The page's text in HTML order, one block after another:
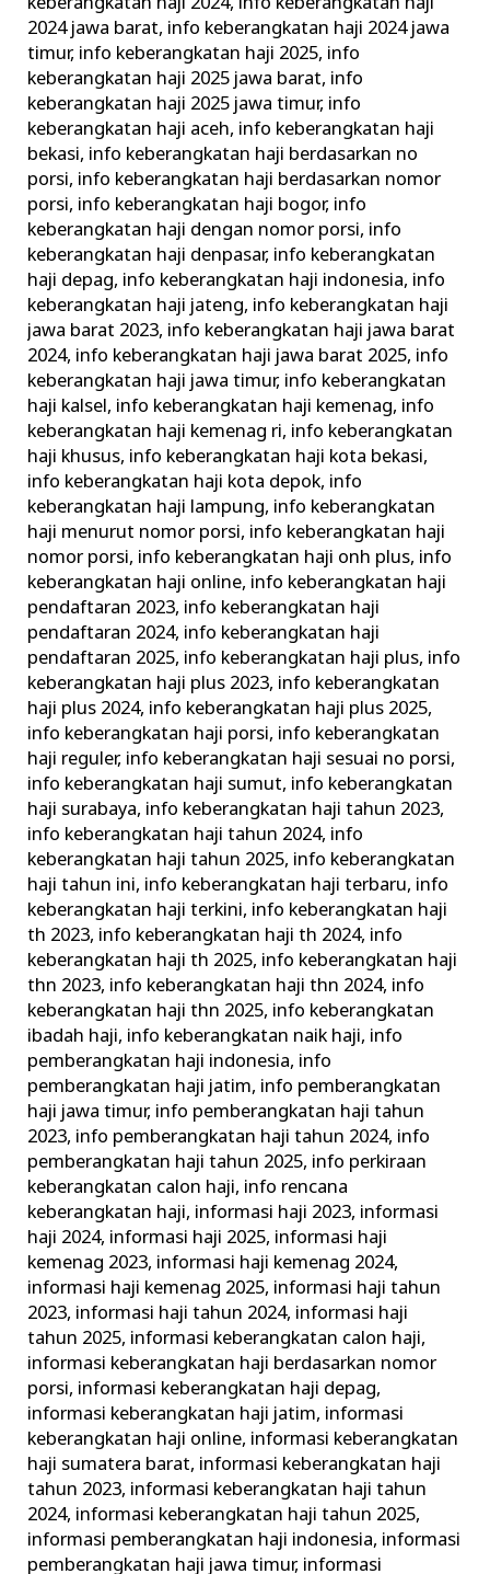
2024 jawa barat, info keberangkatan haji 2024 jawa
timur, info keberangkatan haji 2025, info
keberangkatan haji 2025 jawa barat, info
keberangkatan haji 2025 jawa timur, info
keberangkatan haji aceh, info keberangkatan haji
bekasi, info keberangkatan haji berdasarkan no
porsi, info keberangkatan haji berdasarkan nomor
porsi, info keberangkatan haji bogor, info
keberangkatan haji dengan nomor porsi, info
keberangkatan haji denpasar, info keberangkatan
haji depag, info keberangkatan haji indonesia, info
keberangkatan haji jateng, info keberangkatan haji
jawa barat 2023, info keberangkatan haji jawa barat
2024, info keberangkatan haji jawa barat 2025, info
keberangkatan haji jawa timur, info keberangkatan
haji kalsel, info keberangkatan haji kemenag, info
keberangkatan haji kemenag ri, info keberangkatan
haji khusus, info keberangkatan haji kota bekasi,
info keberangkatan haji kota depok, info
keberangkatan haji lampung, info keberangkatan
haji menurut nomor porsi, info keberangkatan haji
nomor porsi, info keberangkatan haji onh plus, info
keberangkatan haji online, info keberangkatan haji
pendaftaran 2023, info keberangkatan haji
pendaftaran 2024, info keberangkatan haji
pendaftaran 2025, info keberangkatan haji plus, info
keberangkatan haji plus 2023, info keberangkatan
haji plus 2024, info keberangkatan haji plus 2025,
info keberangkatan haji porsi, info keberangkatan
haji reguler, info keberangkatan haji sesuai no porsi,
info keberangkatan haji sumut, info keberangkatan
haji surabaya, info keberangkatan haji tahun 2023,
info keberangkatan haji tahun 2024, info
keberangkatan haji tahun 2025, info keberangkatan
haji tahun ini, info keberangkatan haji terbaru, info
keberangkatan haji terkini, info keberangkatan haji
th 2023, info keberangkatan haji th 2024, info
keberangkatan haji th 2025, info keberangkatan haji
thn 2023, info keberangkatan haji thn 2024, info
keberangkatan haji thn 2025, info keberangkatan
ibadah haji, info keberangkatan naik haji, info
pemberangkatan haji indonesia, info
pemberangkatan haji jatim, info pemberangkatan
haji jawa timur, info pemberangkatan haji tahun
2023, info pemberangkatan haji tahun 2024, info
pemberangkatan haji tahun 2025, info perkiraan
keberangkatan calon haji, info rencana
keberangkatan haji, informasi haji 2023, informasi
haji 2024, informasi haji 2025, informasi haji
kemenag 2023, informasi haji kemenag 2024,
informasi haji kemenag 2025, informasi haji tahun
2023, informasi haji tahun 2024, informasi haji
tahun 2025, informasi keberangkatan calon haji,
informasi keberangkatan haji berdasarkan nomor
porsi, informasi keberangkatan haji depag,
informasi keberangkatan haji jatim, informasi
keberangkatan haji online, informasi keberangkatan
haji sumatera barat, informasi keberangkatan haji
tahun 2023, informasi keberangkatan haji tahun
2024, informasi keberangkatan haji tahun 2025,
informasi pemberangkatan haji indonesia, informasi
pemberangkatan haji jawa timur, informasi